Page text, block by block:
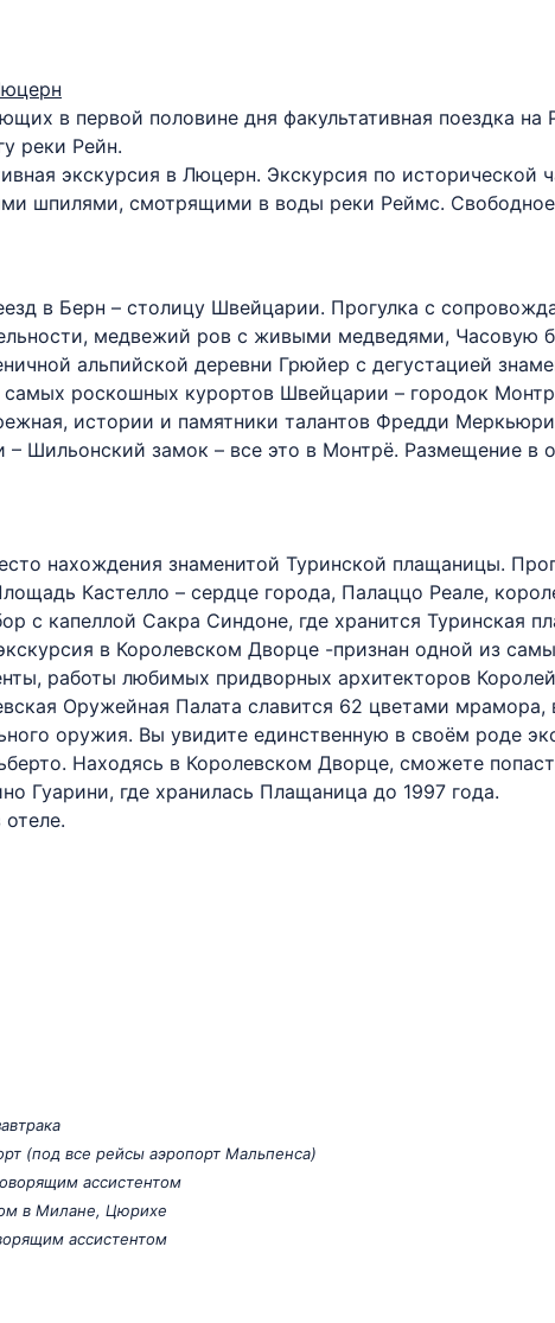
в первой половине дня факультативная поездка на
реки Рейн.
экскурсия в Люцерн. Экскурсия по исторической
шпилями, смотрящими в воды реки Реймс.
в Берн – столицу Швейцарии. Прогулка с
медвежий ров с живыми медведями,
альпийской деревни Грюйер с дегустацией
самых роскошных курортов Швейцарии – городок
истории и памятники талантов Фредди
Шильонский замок – все это в Монтрё. Размещение в
нахождения знаменитой Туринской плащаницы.
Кастелло – сердце города, Палаццо Реале,
с капеллой Сакра Синдоне, где хранится Туринская
в Королевском Дворце -признан одной из
работы любимых придворных архитекторов
Оружейная Палата славится 62 цветами мрамора,
оружия. Вы увидите единственную в своём роде
Находясь в Королевском Дворце, сможете
Гуарини, где хранилась Плащаница до 1997 года.
(под все рейсы аэропорт Мальпенса)
ассистентом
в Милане, Цюрихе
ассистентом